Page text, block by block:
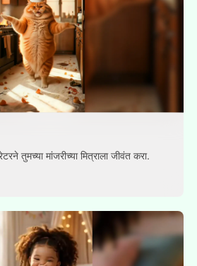
तुमच्या मांजरीच्या मित्राला जीवंत करा.